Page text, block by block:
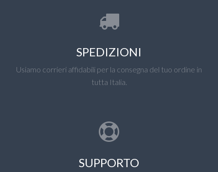
SPEDIZIONI
Usiamo corrieri affidabili per la consegna del tuo ordine in
tutta Italia.
SUPPORTO